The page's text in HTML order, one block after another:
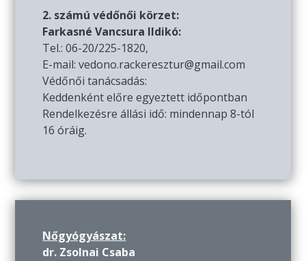
2. számú védőnői körzet:
Farkasné Vancsura Ildikó:
Tel.: 06-20/225-1820,
E-mail: vedono.rackeresztur@gmail.com
Védőnői tanácsadás:
Keddenként előre egyeztett időpontban
Rendelkezésre állási idő: mindennap 8-tól
16 óráig.
Nőgyógyászat:
dr. Zsolnai Csaba